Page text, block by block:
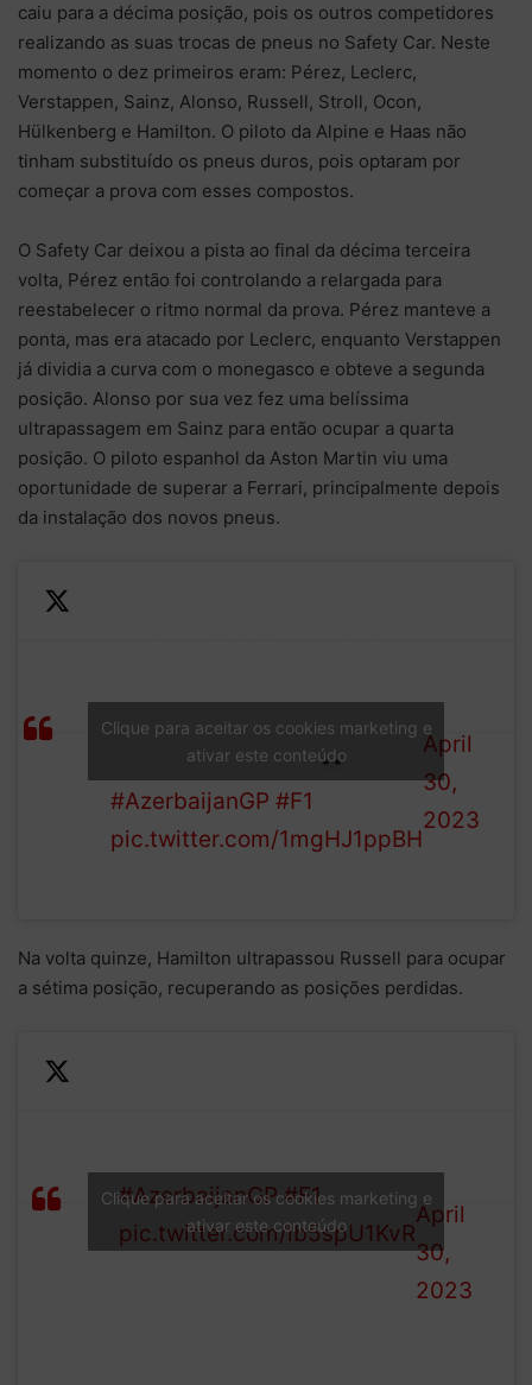
caiu para a décima posição, pois os outros competidores
realizando as suas trocas de pneus no Safety Car. Neste
momento o dez primeiros eram: Pérez, Leclerc,
Verstappen, Sainz, Alonso, Russell, Stroll, Ocon,
Hülkenberg e Hamilton. O piloto da Alpine e Haas não
tinham substituído os pneus duros, pois optaram por
começar a prova com esses compostos.
O Safety Car deixou a pista ao final da décima terceira
volta, Pérez então foi controlando a relargada para
reestabelecer o ritmo normal da prova. Pérez manteve a
ponta, mas era atacado por Leclerc, enquanto Verstappen
já dividia a curva com o monegasco e obteve a segunda
posição. Alonso por sua vez fez uma belíssima
ultrapassagem em Sainz para então ocupar a quarta
posição. O piloto espanhol da Aston Martin viu uma
oportunidade de superar a Ferrari, principalmente depois
da instalação dos novos pneus.
LAP
is further up the road with
Verstappen in third
#AzerbaijanGP #F1
pic.twitter.com/1mgHJ1ppBH
1 (@F1)
April
30,
2023
Clique para aceitar os cookies marketing e
ativar este conteúdo
Na volta quinze, Hamilton ultrapassou Russell para ocupar
a sétima posição, recuperando as posições perdidas.
LAP
15/51
#AzerbaijanGP #F1
pic.twitter.com/lb5spU1KvR
1 (@F1)
April
30,
2023
Clique para aceitar os cookies marketing e
ativar este conteúdo